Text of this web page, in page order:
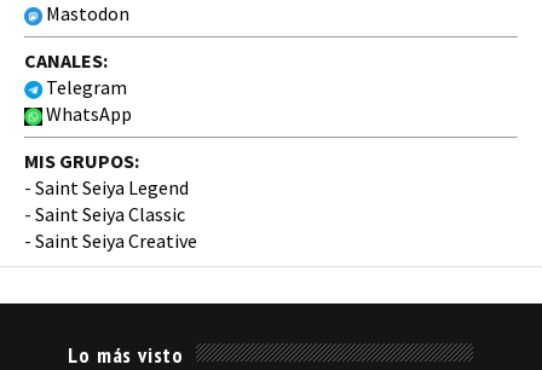
Mastodon
CANALES:
Telegram
WhatsApp
MIS GRUPOS:
- Saint Seiya Legend
- Saint Seiya Classic
- Saint Seiya Creative
Lo más visto